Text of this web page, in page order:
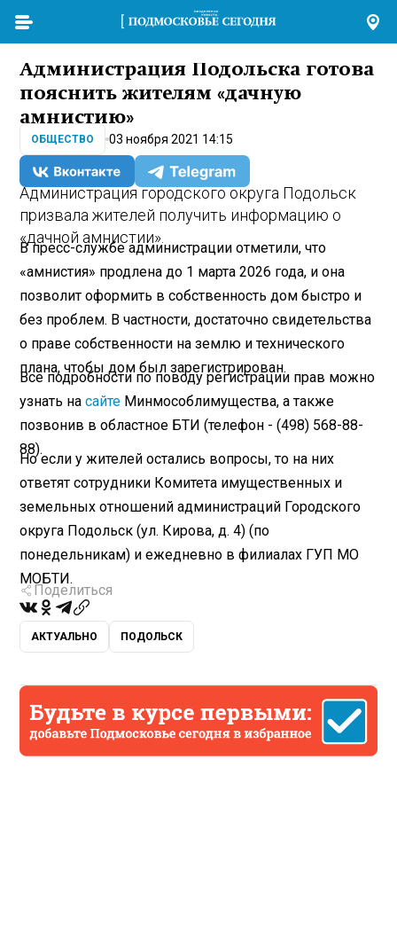
Администрация Подольска готова
пояснить жителям «дачную
амнистию»
ОБЩЕСТВО 03 ноября 2021 14:15
Администрация городского округа Подольск
призвала жителей получить информацию о
«дачной амнистии».
В пресс-службе администрации отметили, что
«амнистия» продлена до 1 марта 2026 года, и она
позволит оформить в собственность дом быстро и
без проблем. В частности, достаточно свидетельства
о праве собственности на землю и технического
плана, чтобы дом был зарегистрирован.
Все подробности по поводу регистрации прав можно
узнать насайте Минмособлимущества, а также
позвонив в областное БТИ (телефон - (498) 568-88-
88).
Но если у жителей остались вопросы, то на них
ответят сотрудники Комитета имущественных и
земельных отношений администраций Городского
округа Подольск (ул. Кирова, д. 4) (по
понедельникам) и ежедневно в филиалах ГУП МО
МОБТИ.
Поделиться
АКТУАЛЬНО ПОДОЛЬСК